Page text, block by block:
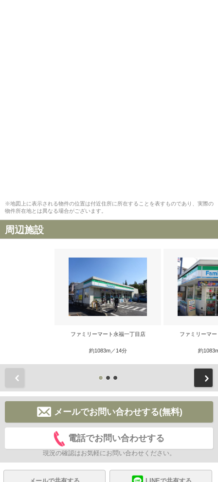
※地図上に表示される物件の位置は付近住所に所在することを表すものであり、実際の
物件所在地とは異なる場合がございます。
周辺施設
ファミリーマート永福一丁目店
約1083m／14分
ファミリーマ
約
メールでお問い合わせする(無料)
電話でお問い合わせする
現況の確認はお気軽にお問い合わせください。